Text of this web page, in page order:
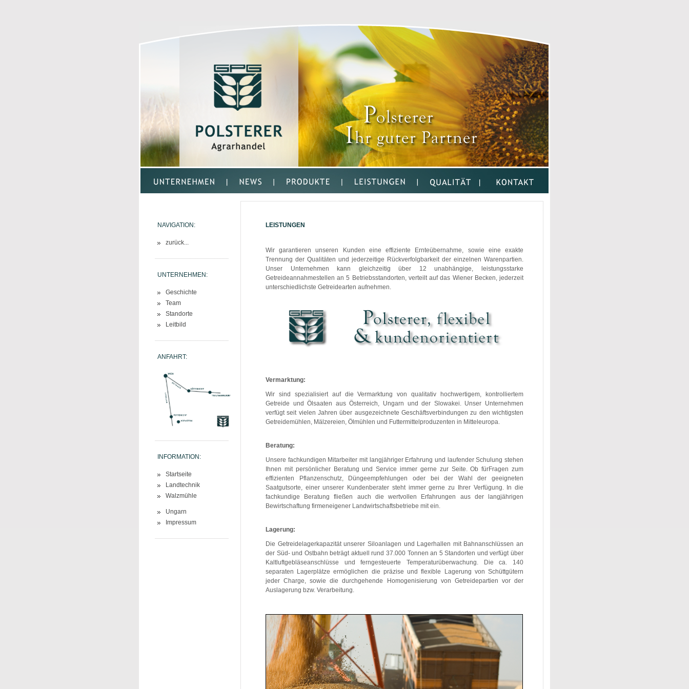
NAVIGATION:
zurück...
UNTERNEHMEN:
Geschichte
Team
Standorte
Leitbild
ANFAHRT:
INFORMATION:
Startseite
Landtechnik
Walzmühle
Ungarn
Impressum
LEISTUNGEN
Wir garantieren unseren Kunden eine effiziente Ernteübernahme, sowie eine exakte
Trennung der Qualitäten und jederzeitige Rückverfolgbarkeit der einzelnen Warenpartien.
Unser Unternehmen kann gleichzeitig über 12 unabhängige, leistungsstarke
Getreideannahmestellen an 5 Betriebsstandorten, verteilt auf das Wiener Becken, jederzeit
unterschiedlichste Getreidearten aufnehmen.
Vermarktung:
Wir sind spezialisiert auf die Vermarktung von qualitativ hochwertigem, kontrolliertem
Getreide und Ölsaaten aus Österreich, Ungarn und der Slowakei. Unser Unternehmen
verfügt seit vielen Jahren über ausgezeichnete Geschäftsverbindungen zu den wichtigsten
Getreidemühlen, Mälzereien, Ölmühlen und Futtermittelproduzenten in Mitteleuropa.
Beratung:
Unsere fachkundigen Mitarbeiter mit langjähriger Erfahrung und laufender Schulung stehen
Ihnen mit persönlicher Beratung und Service immer gerne zur Seite. Ob fürFragen zum
effizienten Pflanzenschutz, Düngeempfehlungen oder bei der Wahl der geeigneten
Saatgutsorte, einer unserer Kundenberater steht immer gerne zu Ihrer Verfügung. In die
fachkundige Beratung fließen auch die wertvollen Erfahrungen aus der langjährigen
Bewirtschaftung firmeneigener Landwirtschaftsbetriebe mit ein.
Lagerung:
Die Getreidelagerkapazität unserer Siloanlagen und Lagerhallen mit Bahnanschlüssen an
der Süd- und Ostbahn beträgt aktuell rund 37.000 Tonnen an 5 Standorten und verfügt über
Kaltluftgebläseanschlüsse und ferngesteuerte Temperaturüberwachung. Die ca. 140
separaten Lagerplätze ermöglichen die präzise und flexible Lagerung von Schüttgütern
jeder Charge, sowie die durchgehende Homogenisierung von Getreidepartien vor der
Auslagerung bzw. Verarbeitung.